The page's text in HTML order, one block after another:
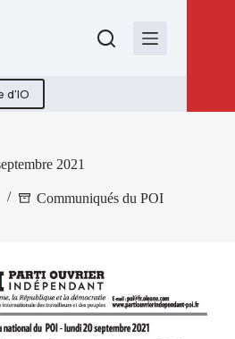
d'IO
2021
Communiqués du POI